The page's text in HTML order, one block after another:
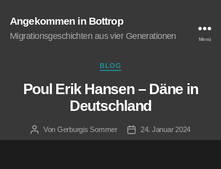
Angekommen in Bottrop
Migrationsgeschichten aus vier Generationen Menü
BLOG
Poul Erik Han­sen – Däne in
Deutschland
Von Gerburgis Sommer 24. Januar 2024